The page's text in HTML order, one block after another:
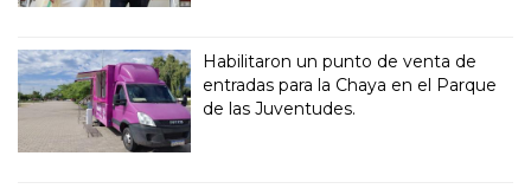
Habilitaron un punto de venta de
entradas para la Chaya en el Parque
de las Juventudes.